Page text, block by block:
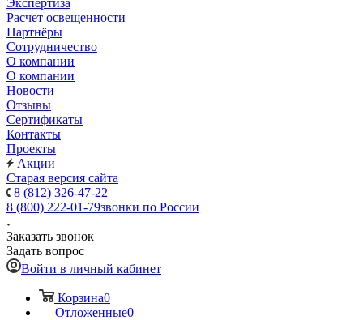
Экспертиза
Расчет освещенности
Партнёры
Cотрудничество
О компании
О компании
Новости
Отзывы
Сертификаты
Контакты
Проекты
Акции
Старая версия сайта
8 (812) 326-47-22
8 (800) 222-01-79звонки по России
Заказать звонок
Задать вопрос
Войти в личный кабинет
Корзина0
Отложенные0